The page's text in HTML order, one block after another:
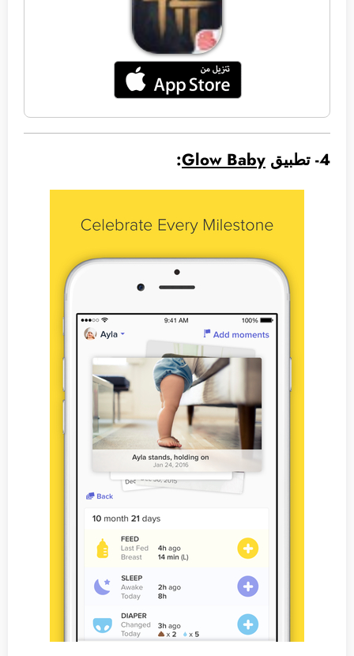
4- تطبيق Glow Baby
: